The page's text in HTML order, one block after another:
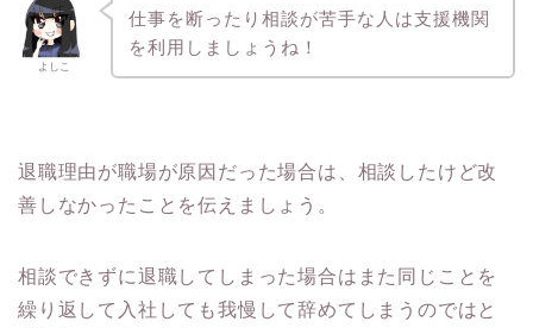
よしこ
仕事を断ったり相談が苦手な人は支援機関
を利用しましょうね！
退職理由が職場が原因だった場合は、相談したけど改
善しなかったことを伝えましょう。
相談できずに退職してしまった場合はまた同じことを
繰り返して入社しても我慢して辞めてしまうのではと